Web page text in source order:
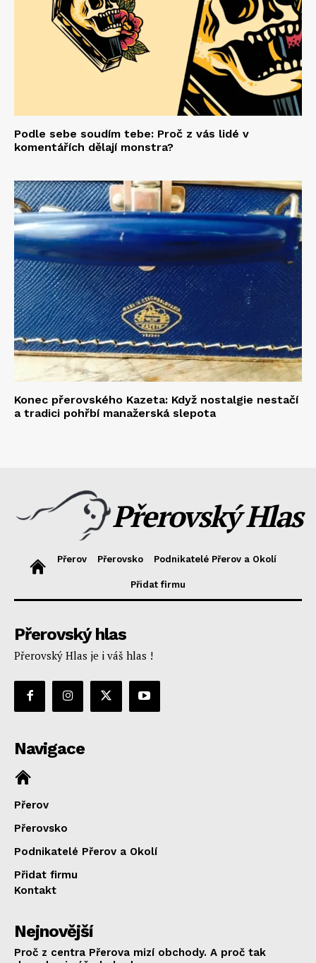
Podle sebe soudím tebe: Proč z vás lidé v
komentářích dělají monstra?
Konec přerovského Kazeta: Když nostalgie nestačí
a tradici pohřbí manažerská slepota
Přerovský Hlas
Přerov Přerovsko Podnikatelé Přerov a Okolí
Přidat firmu
Přerovský hlas
Přerovský Hlas je i váš hlas !
Navigace
Přerov
Přerovsko
Podnikatelé Přerov a Okolí
Přidat firmu
Kontakt
Nejnovější
Proč z centra Přerova mizí obchody. A proč tak